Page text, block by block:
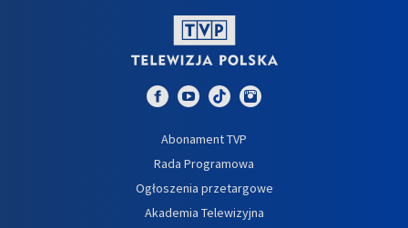
Abonament TVP
Rada Programowa
Ogłoszenia przetargowe
Akademia Telewizyjna